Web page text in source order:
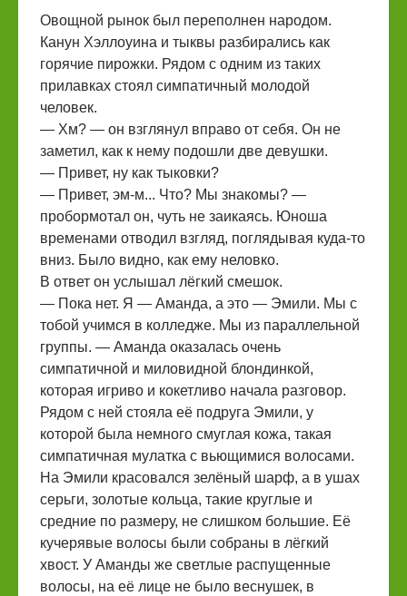
Овощной рынок был переполнен народом.
Канун Хэллоуина и тыквы разбирались как
горячие пирожки. Рядом с одним из таких
прилавках стоял симпатичный молодой
человек.
— Хм? — он взглянул вправо от себя. Он не
заметил, как к нему подошли две девушки.
— Привет, ну как тыковки?
— Привет, эм-м... Что? Мы знакомы? —
пробормотал он, чуть не заикаясь. Юноша
временами отводил взгляд, поглядывая куда-то
вниз. Было видно, как ему неловко.
В ответ он услышал лёгкий смешок.
— Пока нет. Я — Аманда, а это — Эмили. Мы с
тобой учимся в колледже. Мы из параллельной
группы. — Аманда оказалась очень
симпатичной и миловидной блондинкой,
которая игриво и кокетливо начала разговор.
Рядом с ней стояла её подруга Эмили, у
которой была немного смуглая кожа, такая
симпатичная мулатка с вьющимися волосами.
На Эмили красовался зелёный шарф, а в ушах
серьги, золотые кольца, такие круглые и
средние по размеру, не слишком большие. Её
кучерявые волосы были собраны в лёгкий
хвост. У Аманды же светлые распущенные
волосы, на её лице не было веснушек, в